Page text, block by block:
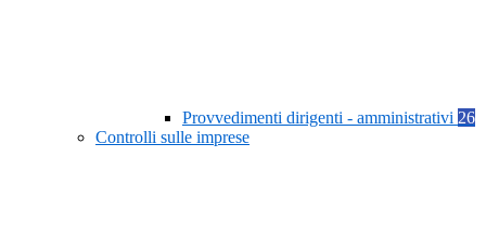
Provvedimenti dirigenti - amministrativi 26
Controlli sulle imprese